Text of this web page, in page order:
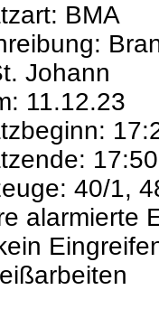
BMA
Johann
11.12.23
17:50
40/1,
alarmierte